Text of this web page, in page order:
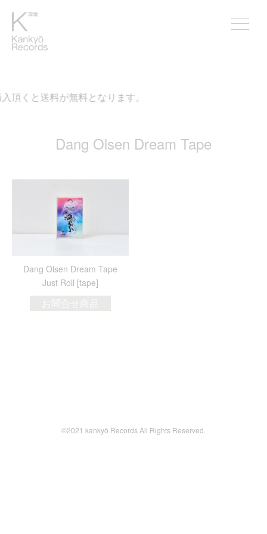
頂くと送料が無料となります。
Dang Olsen Dream Tape
Dang Olsen Dream Tape
Just Roll [tape]
お問合せ商品
©2021 kankyō Records All Rights Reserved.